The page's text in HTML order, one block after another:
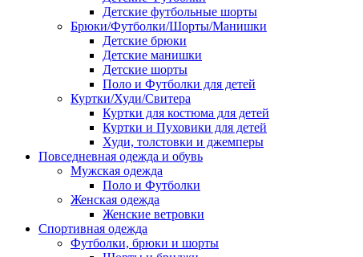
Детские футбольные шорты
Брюки/Футболки/Шорты/Манишки
Детские брюки
Детские манишки
Детские шорты
Поло и Футболки для детей
Куртки/Худи/Свитера
Куртки для костюма для детей
Куртки и Пуховики для детей
Худи, толстовки и джемперы
Повседневная одежда и обувь
Мужская одежда
Поло и Футболки
Женская одежда
Женские ветровки
Спортивная одежда
Футболки, брюки и шорты